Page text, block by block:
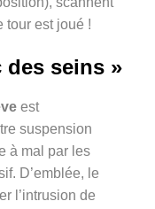
est joué !
des seins »
est
suspension
à mal par les
D’emblée, le
l’intrusion de